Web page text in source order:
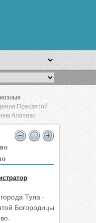
Пресвятой
Алопово
Тула -
Богородицы